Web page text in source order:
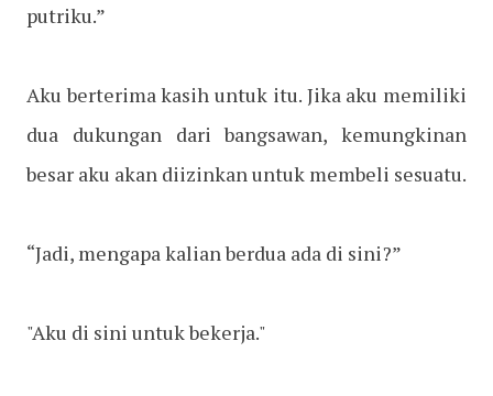
putriku.”
Aku berterima kasih untuk itu. Jika aku memiliki
dua dukungan dari bangsawan, kemungkinan
besar aku akan diizinkan untuk membeli sesuatu.
“Jadi, mengapa kalian berdua ada di sini?”
"Aku di sini untuk bekerja."